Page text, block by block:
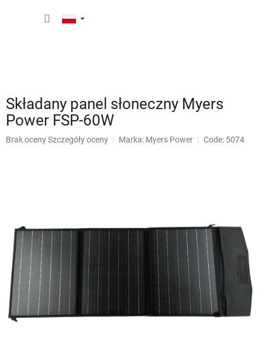
Składany panel słoneczny Myers
Power FSP-60W
Średnia
Brak ocenySzczegóły oceny Marka: Myers Power Code: 5074